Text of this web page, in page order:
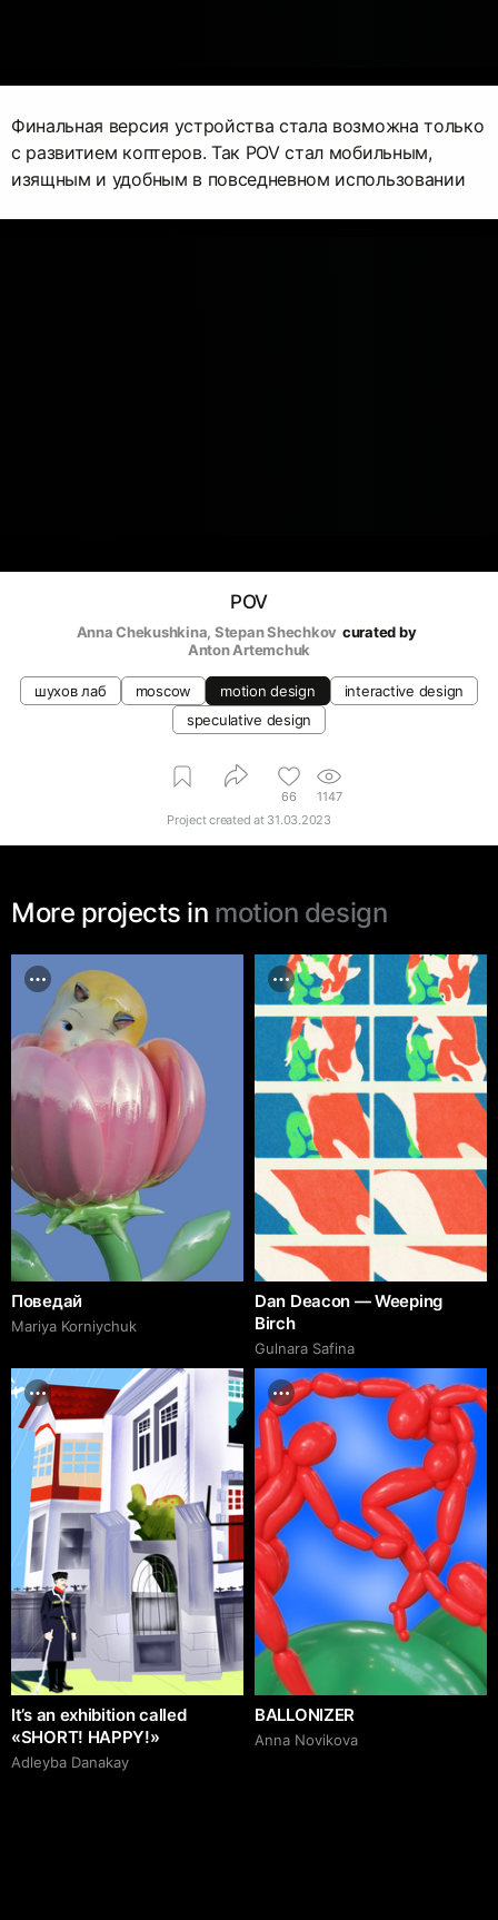
Финальная версия устройства стала возможна только
с развитием коптеров. Так POV стал мобильным,
изящным и удобным в повседневном использовании
POV
Anna Chekushkina, Stepan Shechkov curated by
Anton Artemchuk
шухов лаб moscow motion design
interactive design
speculative design
66
1147
Project created at 31.03.2023
More projects in motion design
Поведай
Mariya Korniychuk
Dan Deacon — Weeping
Birch
Gulnara Safina
It’s an exhibition called
«SHORT! HAPPY!»
Adleyba Danakay
BALLONIZER
Аnna Novikova